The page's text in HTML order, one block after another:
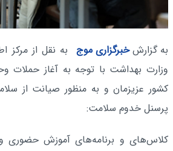
به گزارشخبرگزاری موج به نقل از مرکز
وزارت بهداشت با توجه به آغاز حملات
کشور عزیزمان و به منظور صیانت از
پرسنل خدوم سلامت:
کلاس‌های و برنامه‌های آموزش حضوری